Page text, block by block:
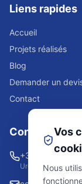
Liens rapides
Accueil
Projets réalisés
Blog
Demander un
Contact
Contact
+32 2 523 84
Urgence 24/7
Vos
Nous